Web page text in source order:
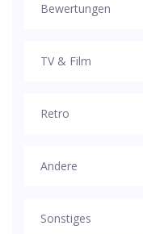
Bewertungen
TV & Film
Retro
Andere
Sonstiges